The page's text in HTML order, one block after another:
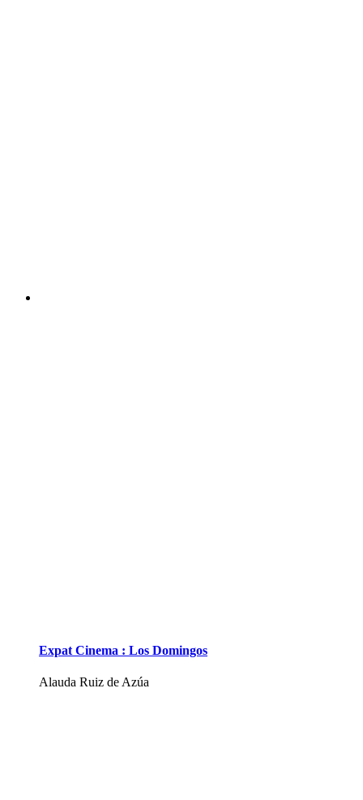
Expat Cinema : Los Domingos
Alauda Ruiz de Azúa